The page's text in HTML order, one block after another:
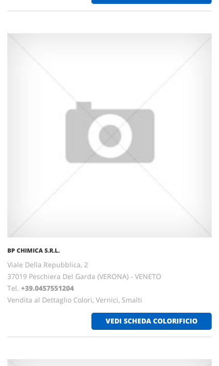
BP CHIMICA S.R.L.
Viale Della Repubblica, 2
37019 Peschiera Del Garda (VERONA) - VENETO
Tel. +39.0457551204
Vendita al Dettaglio Colori, Vernici, Smalti
VEDI SCHEDA COLORIFICIO